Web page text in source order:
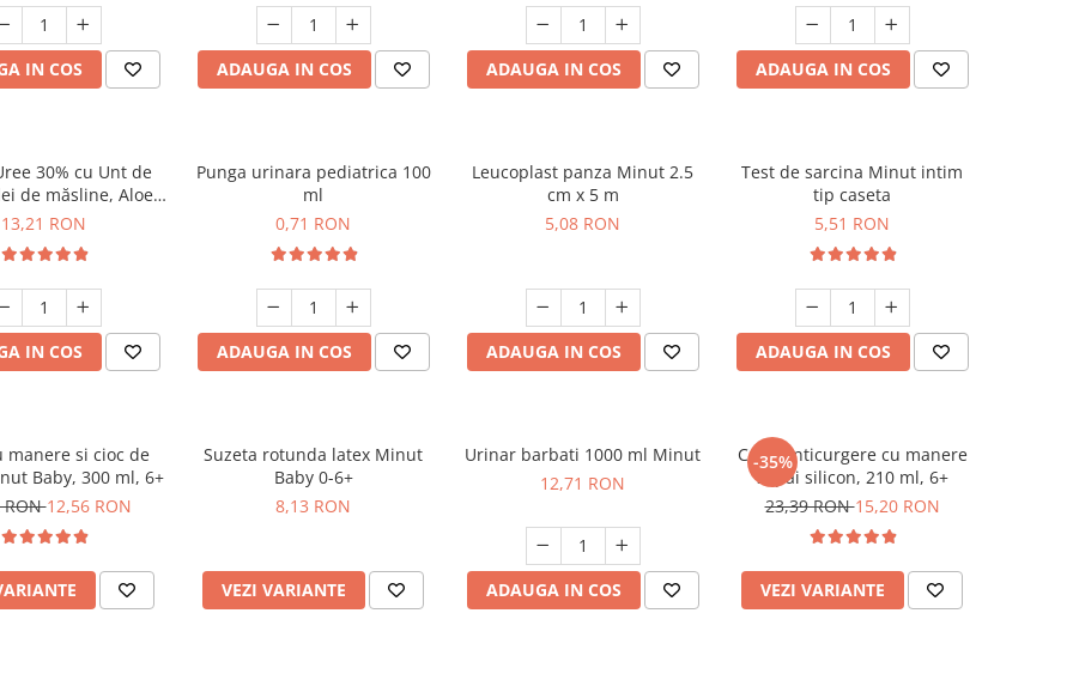
IN COS ADAUGA IN COS ADAUGA IN COS ADAUGA IN COS
30% cu Unt de
de măsline, Aloe
Lavandă, 50 ml
13,21 RON
IN COS
Punga urinara pediatrica 100
ml
0,71 RON
ADAUGA IN COS
Leucoplast panza Minut 2.5
cm x 5 m
5,08 RON
ADAUGA IN COS
Test de sarcina Minut intim
tip caseta
5,51 RON
ADAUGA IN COS
manere si cioc de
Baby, 300 ml, 6+
RON12,56 RON
Suzeta rotunda latex Minut
Baby 0-6+
8,13 RON
VEZI VARIANTE
Urinar barbati 1000 ml Minut
12,71 RON
ADAUGA IN COS
-35%
Cana anticurgere cu manere
si pai silicon, 210 ml, 6+
23,39 RON15,20 RON
VEZI VARIANTE